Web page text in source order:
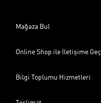
Mağaza Bul
Online Shop ile İletişime Geç
Bilgi Toplumu Hizmetleri